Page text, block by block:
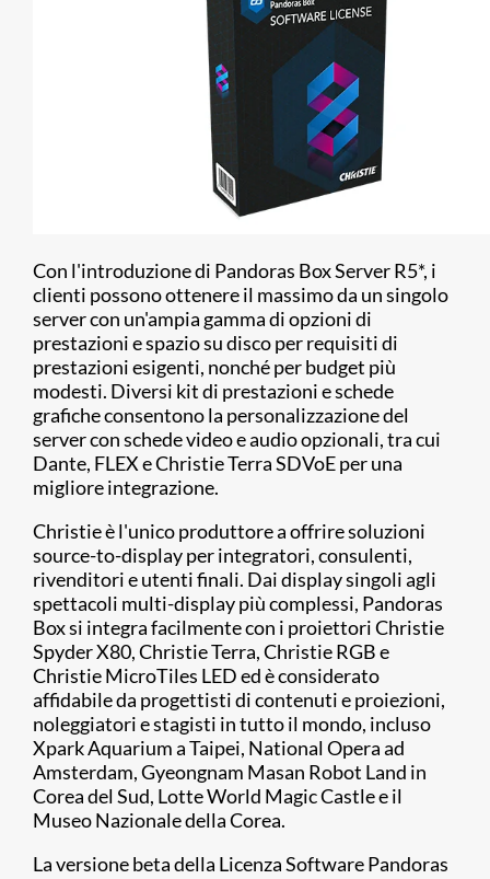
Con l'introduzione di Pandoras Box Server R5*, i
clienti possono ottenere il massimo da un singolo
server con un'ampia gamma di opzioni di
prestazioni e spazio su disco per requisiti di
prestazioni esigenti, nonché per budget più
modesti. Diversi kit di prestazioni e schede
grafiche consentono la personalizzazione del
server con schede video e audio opzionali, tra cui
Dante, FLEX e Christie Terra SDVoE per una
migliore integrazione.
Christie è l'unico produttore a offrire soluzioni
source-to-display per integratori, consulenti,
rivenditori e utenti finali. Dai display singoli agli
spettacoli multi-display più complessi, Pandoras
Box si integra facilmente con i proiettori Christie
Spyder X80, Christie Terra, Christie RGB e
Christie MicroTiles LED ed è considerato
affidabile da progettisti di contenuti e proiezioni,
noleggiatori e stagisti in tutto il mondo, incluso
Xpark Aquarium a Taipei, National Opera ad
Amsterdam, Gyeongnam Masan Robot Land in
Corea del Sud, Lotte World Magic Castle e il
Museo Nazionale della Corea.
La versione beta della Licenza Software Pandoras